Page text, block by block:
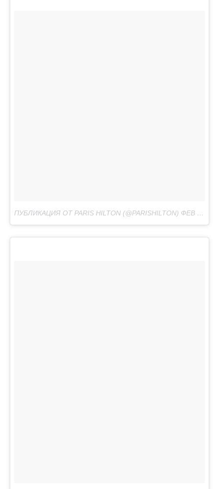
ПУБЛИКАЦИЯ ОТ PARIS HILTON (@PARISHILTON) ФЕВ 19 2017 В 1:34 PST